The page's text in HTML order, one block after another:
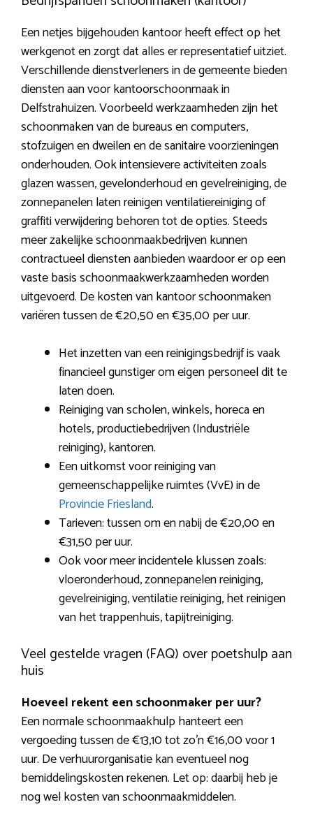
Een netjes bijgehouden kantoor heeft effect op het
werkgenot en zorgt dat alles er representatief uitziet.
Verschillende dienstverleners in de gemeente bieden
diensten aan voor kantoorschoonmaak in
Delfstrahuizen. Voorbeeld werkzaamheden zijn het
schoonmaken van de bureaus en computers,
stofzuigen en dweilen en de sanitaire voorzieningen
onderhouden. Ook intensievere activiteiten zoals
glazen wassen, gevelonderhoud en gevelreiniging, de
zonnepanelen laten reinigen ventilatiereiniging of
graffiti verwijdering behoren tot de opties. Steeds
meer zakelijke schoonmaakbedrijven kunnen
contractueel diensten aanbieden waardoor er op een
vaste basis schoonmaakwerkzaamheden worden
uitgevoerd. De kosten van kantoor schoonmaken
variëren tussen de €20,50 en €35,00 per uur.
Het inzetten van een reinigingsbedrijf is vaak
financieel gunstiger om eigen personeel dit te
laten doen.
Reiniging van scholen, winkels, horeca en
hotels, productiebedrijven (Industriële
reiniging), kantoren.
Een uitkomst voor reiniging van
gemeenschappelijke ruimtes (VvE) in de
Provincie Friesland.
Tarieven: tussen om en nabij de €20,00 en
€31,50 per uur.
Ook voor meer incidentele klussen zoals:
vloeronderhoud, zonnepanelen reiniging,
gevelreiniging, ventilatie reiniging, het reinigen
van het trappenhuis, tapijtreiniging.
Veel gestelde vragen (FAQ) over poetshulp aan
huis
Hoeveel rekent een schoonmaker per uur?
Een normale schoonmaakhulp hanteert een
vergoeding tussen de €13,10 tot zo’n €16,00 voor 1
uur. De verhuurorganisatie kan eventueel nog
bemiddelingskosten rekenen. Let op: daarbij heb je
nog wel kosten van schoonmaakmiddelen.